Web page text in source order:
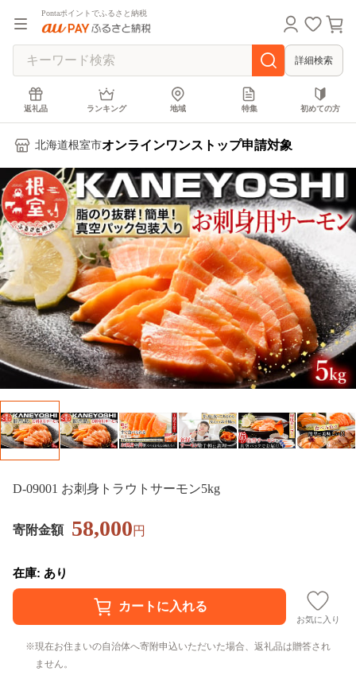
Pontaポイントでふるさと納税
詳細検索
返礼品 ランキング 地域 特集 初めての方
北海道根室市オンラインワンストップ申請対象
D-09001 お刺身トラウトサーモン5kg
寄附金額 58,000円
在庫: あり
お気に入り
現在お住まいの自治体へ寄附申込いただいた場合、返礼品は贈答され
ません。